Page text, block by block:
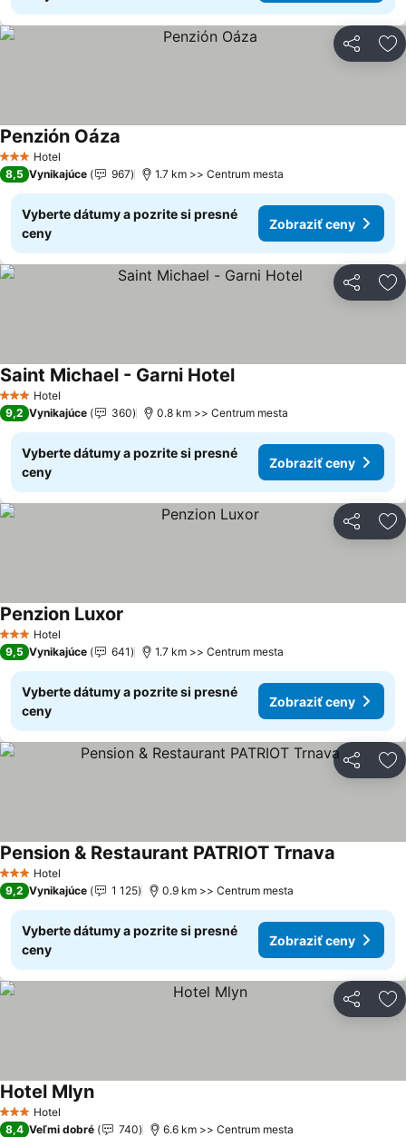
Zdieľať
3 Počet hviezdičiek
Hotel
Penzión Oáza
8,5 Vynikajúce 967 1.7 km >> Centrum mesta
Vyberte dátumy a pozrite si presné
ceny
Zobraziť ceny
Zdieľať
3 Počet hviezdičiek
Hotel
Saint Michael - Garni HotelZobraziť ceny
9,2 Vynikajúce 360 0.8 km >> Centrum mesta
Vyberte dátumy a pozrite si presné
ceny
Zobraziť ceny
Zdieľať
3 Počet hviezdičiek
Hotel
Penzion Luxor
9,5 Vynikajúce 641 1.7 km >> Centrum mesta
Vyberte dátumy a pozrite si presné
ceny
Zobraziť ceny
Zdieľať
3 Počet hviezdičiek
Hotel
Pension & Restaurant PATRIOT Trnava
9,2 Vynikajúce 1 125 0.9 km >> Centrum mesta
Vyberte dátumy a pozrite si presné
ceny
Zobraziť ceny
Zdieľať
3 Počet hviezdičiek
Hotel
Hotel MlynZobraziť ceny
8,4 Veľmi dobré 740 6.6 km >> Centrum mesta